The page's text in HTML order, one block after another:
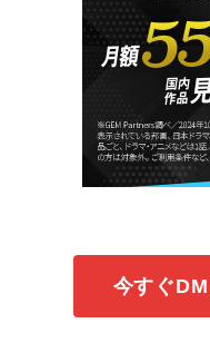
今すぐ